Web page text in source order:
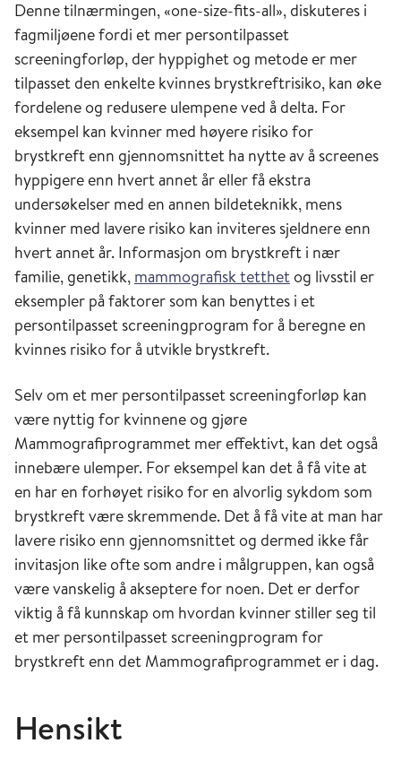
Denne tilnærmingen, «one-size-fits-all», diskuteres i
fagmiljøene fordi et mer persontilpasset
screeningforløp, der hyppighet og metode er mer
tilpasset den enkelte kvinnes brystkreftrisiko, kan øke
fordelene og redusere ulempene ved å delta. For
eksempel kan kvinner med høyere risiko for
brystkreft enn gjennomsnittet ha nytte av å screenes
hyppigere enn hvert annet år eller få ekstra
undersøkelser med en annen bildeteknikk, mens
kvinner med lavere risiko kan inviteres sjeldnere enn
hvert annet år. Informasjon om brystkreft i nær
familie, genetikk, mammografisk tetthet og livsstil er
eksempler på faktorer som kan benyttes i et
persontilpasset screeningprogram for å beregne en
kvinnes risiko for å utvikle brystkreft.
Selv om et mer persontilpasset screeningforløp kan
være nyttig for kvinnene og gjøre
Mammografiprogrammet mer effektivt, kan det også
innebære ulemper. For eksempel kan det å få vite at
en har en forhøyet risiko for en alvorlig sykdom som
brystkreft være skremmende. Det å få vite at man har
lavere risiko enn gjennomsnittet og dermed ikke får
invitasjon like ofte som andre i målgruppen, kan også
være vanskelig å akseptere for noen. Det er derfor
viktig å få kunnskap om hvordan kvinner stiller seg til
et mer persontilpasset screeningprogram for
brystkreft enn det Mammografiprogrammet er i dag.
Hensikt